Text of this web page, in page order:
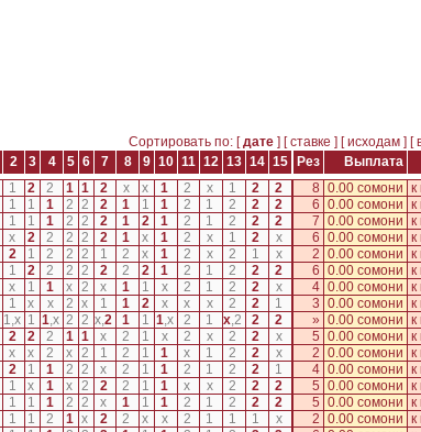
Сортировать по: [дате ] [ставке ] [исходам ] [
2 3 4 5 6 7 8 9 10 11 12 13 14 15 Рез Выплата
1 2 2 1 1 2 x x 1 2 x 1 2 2 8 0.00 сомони к
1 1 1 2 2 2 1 1 1 2 1 2 2 2 6 0.00 сомони к
1 1 1 2 2 2 1 2 1 2 1 2 2 2 7 0.00 сомони к
x 2 2 2 2 2 1 x 1 2 x 1 2 x 6 0.00 сомони к
2 1 2 2 2 1 2 x 1 2 x 2 1 x 2 0.00 сомони к
1 2 2 2 2 2 2 2 1 2 1 2 2 2 6 0.00 сомони к
x 1 1 x 2 x 1 1 x 2 1 2 2 x 4 0.00 сомони к
1 x x 2 x 1 1 2 x x x 2 2 1 3 0.00 сомони к
1,x 1 1,x 2 2 x,2 1 1 1,x 2 1 x,2 2 2 » 0.00 сомони к
2 2 2 1 1 x 2 1 x 2 x 2 2 x 5 0.00 сомони к
x x 2 x 2 1 2 1 1 x 1 2 2 x 2 0.00 сомони к
2 1 1 2 2 x 2 1 1 2 1 2 2 1 4 0.00 сомони к
1 x 1 x 2 2 2 1 1 x x 2 2 2 5 0.00 сомони к
1 1 1 2 2 x 1 1 1 2 1 2 2 2 5 0.00 сомони к
1 1 2 1 x 2 2 x x 2 1 1 1 x 2 0.00 сомони к